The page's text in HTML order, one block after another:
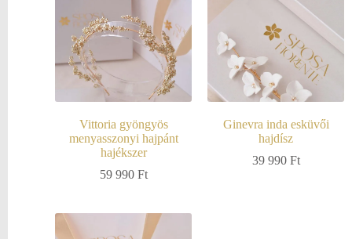
Vittoria gyöngyös
menyasszonyi hajpánt
hajékszer
59 990 Ft
Ginevra inda esküvői
hajdísz
39 990 Ft